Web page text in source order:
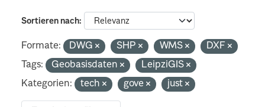
Sortieren nach
Formate: DWG SHP WMS
DXF
Tags:
Geobasisdaten
LeipziGIS
Kategorien:
tech gove just